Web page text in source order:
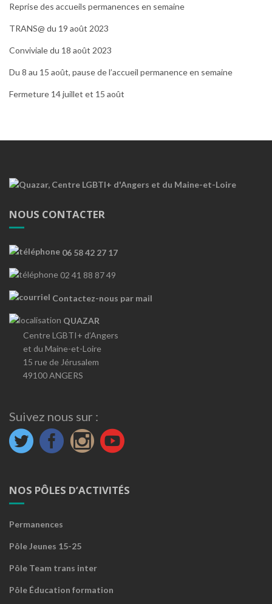
Reprise des accueils permanences en semaine
TRANS@ du 19 août 2023
Conviviale du 18 août 2023
Du 8 au 15 août, pause de l’accueil permanence en semaine
Fermeture 14 juillet et 15 août
NOUS CONTACTER
06 58 42 27 17
02 41 88 87 49
Contactez-nous par mail
QUAZAR
Centre LGBTI+ d’Angers
et du Maine-et-Loire
15 rue de Jérusalem
49100 ANGERS
Suivez nous sur :
NOS PÔLES D’ACTIVITÉS
Permanences
Pôle Jeunes 15-25
Pôle Team trans inter
Pôle Éducation formation